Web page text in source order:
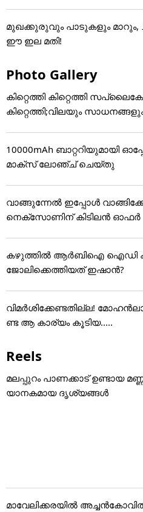
മുഖക്കുരുവും പാടുകളും മാറും,
ഈ ഇല മതി!
Photo Gallery
കിറ്റെത്തി കിറ്റെത്തി
കിറ്റെത്തി;വിലയും
10000mAh ബാറ്ററിയുമായി
മാക്സ് ലോഞ്ച് ചെയ്തു
വാങ്ങുന്നേൽ ഇപ്പോൾ
നെക്സോണിന് കിടിലൻ ഓഫർ
കഴുത്തില്‍ ആര്‍ബിഐ ഐഡി
ജോലിക്കെത്തിയത് ഇഷാന്‍?
വിമർശിക്കേണ്ടതില്ല!
ണ്ട ആ കാര്യം കൂടിയ.....
Reels
മലപ്പുറം പാണക്കാട് ഉണ്ടായ
യാനകമായ ദൃശ്യങ്ങൾ
മാവേലിക്കരയിൽ